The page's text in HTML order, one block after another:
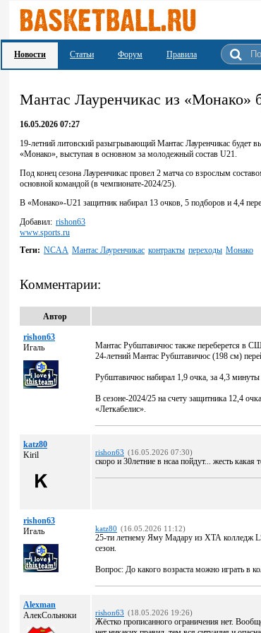
Новости Статьи Форум Правила
Мантас Лауренчикас из «Монако»
16.05.2026 07:27
19-летний литовский разыгрывающий Мантас Лауренчикас будет
«Монако», выступая в основном за молодежный состав U21.
Под конец сезона Лауренчикас провел 2 матча со взрослым
основной командой (в чемпионате-2024/25).
В «Монако»-U21 защитник набирал 13 очков, 5 подборов и 4,4
Добавил: rishon63
www.sports.ru
Теги: NCAA Мантас Лауренчикас контракты переходы Монако
Комментарии:
Автор
rishon63
Игаль
Мантас Рубштавичюс также переберется в
24-летний Мантас Рубштавичюс (198 см)
Рубштавичюс набирал 1,9 очка, за 4,3
В сезоне-2024/25 на счету защитника 12,4
«Леткабелис».
katz80
Kiril
rishon63 (16.05.2026 07:30)
скоро и 30летние в нсаа пойдут... жесть какая
rishon63
Игаль
katz80 (16.05.2026 11:12)
25-ти летнему Яму Мадару из ХТА колледж
сезон.
Вопрос: До какого возраста можно играть в
Alexman
АлекСольноки
rishon63 (18.05.2026 19:26)
Жёстко прописанного ограничения нет.